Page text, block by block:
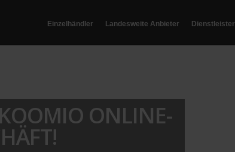
Einzelhändler Landesweite Anbieter Dienstleister
ONLINE-